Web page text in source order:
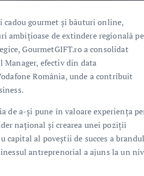
cadou gourmet și băuturi online,
ambițioase de extindere regională
GourmetGIFT.ro a consolidat
efectiv din data
România, unde a contribuit
de a-și pune în valoare experiența
național și crearea unei poziții
capital al poveștii de succes a
antreprenorial a ajuns la un